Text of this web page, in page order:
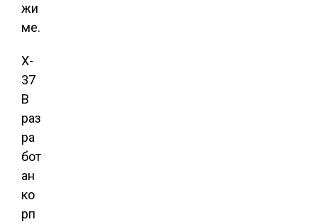
жи
ме.
X-
37
B
раз
ра
бот
ан
ко
рп